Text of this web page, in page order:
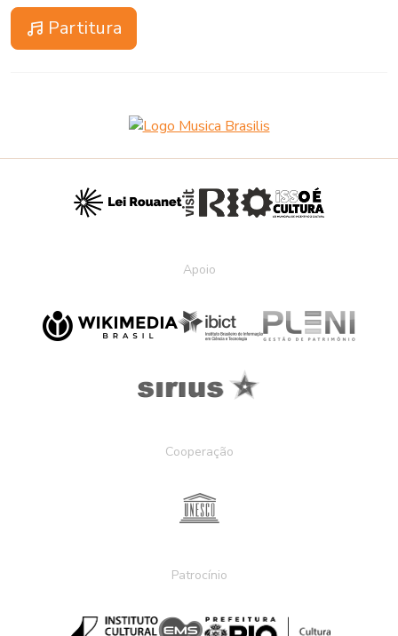
Partitura
Apoio
Cooperação
Patrocínio